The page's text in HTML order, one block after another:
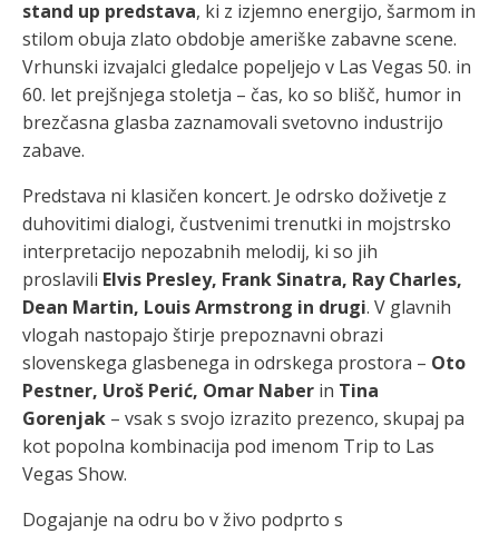
stand up predstava, ki z izjemno energijo, šarmom in
stilom obuja zlato obdobje ameriške zabavne scene.
Vrhunski izvajalci gledalce popeljejo v Las Vegas 50. in
60. let prejšnjega stoletja – čas, ko so blišč, humor in
brezčasna glasba zaznamovali svetovno industrijo
zabave.
Predstava ni klasičen koncert. Je odrsko doživetje z
duhovitimi dialogi, čustvenimi trenutki in mojstrsko
interpretacijo nepozabnih melodij, ki so jih
proslavili Elvis Presley, Frank Sinatra, Ray Charles,
Dean Martin, Louis Armstrong in drugi. V glavnih
vlogah nastopajo štirje prepoznavni obrazi
slovenskega glasbenega in odrskega prostora – Oto
Pestner, Uroš Perić, Omar Naber in Tina
Gorenjak – vsak s svojo izrazito prezenco, skupaj pa
kot popolna kombinacija pod imenom Trip to Las
Vegas Show.
Dogajanje na odru bo v živo podprto s